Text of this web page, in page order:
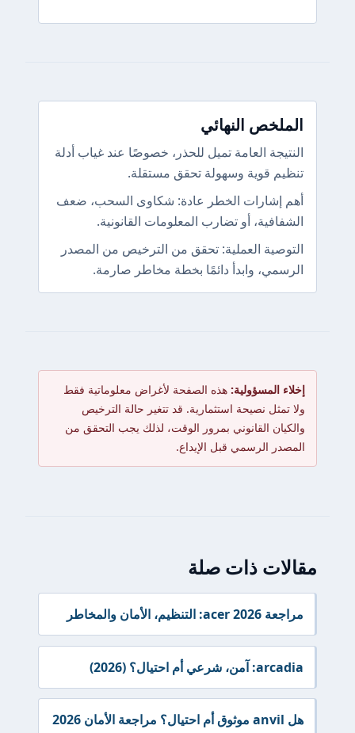
الملخص النهائي
النتيجة العامة تميل للحذر، خصوصًا عند غياب أدلة
تنظيم قوية وسهولة تحقق مستقلة.
أهم إشارات الخطر عادة: شكاوى السحب، ضعف
الشفافية، أو تضارب المعلومات القانونية.
التوصية العملية: تحقق من الترخيص من المصدر
الرسمي، وابدأ دائمًا بخطة مخاطر صارمة.
إخلاء المسؤولية: هذه الصفحة لأغراض معلوماتية فقط
ولا تمثل نصيحة استثمارية. قد تتغير حالة الترخيص
والكيان القانوني بمرور الوقت، لذلك يجب التحقق من
المصدر الرسمي قبل الإيداع.
مقالات ذات صلة
مراجعة acer 2026: التنظيم، الأمان والمخاطر
arcadia: آمن، شرعي أم احتيال؟ (2026)
هل anvil موثوق أم احتيال؟ مراجعة الأمان 2026